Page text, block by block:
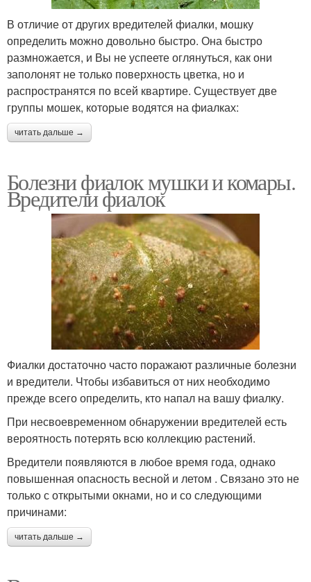
В отличие от других вредителей фиалки, мошку
определить можно довольно быстро. Она быстро
размножается, и Вы не успеете оглянуться, как они
заполонят не только поверхность цветка, но и
распространятся по всей квартире. Существует две
группы мошек, которые водятся на фиалках:
читать дальше →
Болезни фиалок мушки и комары.
Вредители фиалок
Фиалки достаточно часто поражают различные болезни
и вредители. Чтобы избавиться от них необходимо
прежде всего определить, кто напал на вашу фиалку.
При несвоевременном обнаружении вредителей есть
вероятность потерять всю коллекцию растений.
Вредители появляются в любое время года, однако
повышенная опасность весной и летом . Связано это не
только с открытыми окнами, но и со следующими
причинами:
читать дальше →